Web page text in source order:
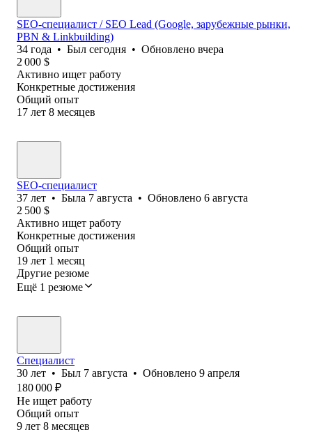
SEO-специалист / SEO Lead (Google, зарубежные рынки,
PBN & Linkbuilding)
34 года • Был сегодня • Обновлено вчера
2 000 $
Активно ищет работу
Конкретные достижения
Общий опыт
17 лет 8 месяцев
SEO-специалист
37 лет • Была 7 августа • Обновлено 6 августа
2 500 $
Активно ищет работу
Конкретные достижения
Общий опыт
19 лет 1 месяц
Другие резюме
Ещё 1 резюме
Специалист
30 лет • Был 7 августа • Обновлено 9 апреля
180 000 ₽
Не ищет работу
Общий опыт
9 лет 8 месяцев